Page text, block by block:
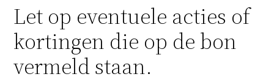
Let op eventuele acties of
kortingen die op de bon
vermeld staan.